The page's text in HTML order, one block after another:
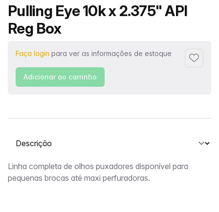
Nome do produto
Pulling Eye 10k x 2.375" API
Reg Box
Faça login para ver as informações de estoque
Adicionar ao carrinho
Selecione uma guia
Descrição
Linha completa de olhos puxadores disponível para
pequenas brocas até maxi perfuradoras.